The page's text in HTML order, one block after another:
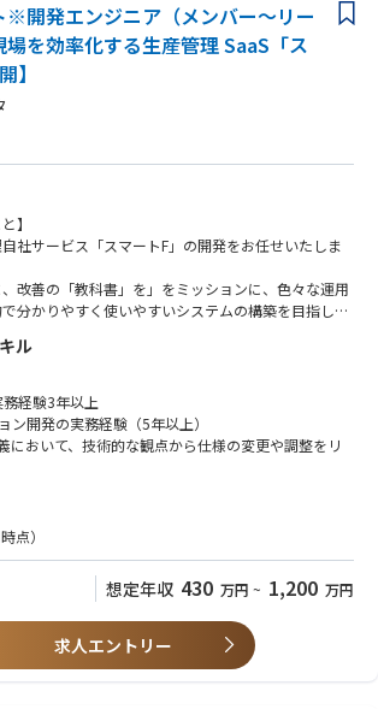
】
研究・開発部門）の課題をお聞きし、課題解決に向
内容について合意をえられたら、弊社の方でプロジ
納品に向けてのコンサル・エンジニアリングサービ
への対応IoT化が進む中で、MBSE/MBDのニーズ
とが予想されており、同領域のスペシャリスト集団と
いきます。また、図研(株)からの出資、バックアッ
の新規窓口も開設済みのことからも、安定性と将来
です。
スキルアップ
バーが在籍しており、それぞれの強み、スキルを補
ムとしてプロジェクトを推進し、コンサルタントとし
、経験を詰める環境です。
どを在籍メンバーが働きやすいように、独自に設計
環境
鑑みて、プロジェクトをアサインするため、プロジ
れるケースもございます。
課題を同社が持つ専門性、知見を活かしソリューショ
Simulink、Stateflow等）によるモデル開発・検
ロセスの理解、コード生成やHILS/SILS試験の経験
書の作成・管理経験
）またはASPICEに基づく開発・監査経験
アリング教育・導入支援の経験
グラウンド】
サプライヤー、電機メーカー、MBDベンダー等
ずれかのご経験をお持ちの方は尚可
MATLAB、Python、VBA、C/C++
語：SysML、UML
Simulink、Amesim、SimulationX、Dymola、OpenM
、CarMaker
Systems Modeler、GENESYS、Phoenix ModelCent
開発エンジニア（メンバー～リー
を効率化する生産管理 SaaS「ス
】
】
社サービス「スマートF」の開発をお任せいたしま
、改善の「教科書」を」をミッションに、色々な運用
分かりやすく使いやすいシステムの構築を目指して
題定義
件に対し、業務フローやDB構造との整合性を検証・
を整理し、拡張性の高いモデルへ落とし込む設計業
を防ぐための「機能追加の抑制」や「共通化」の判
Devin, gemini等)を前提とした開発フローの構築
浮いた時間を「ドメインの理解」と「設計の検討」
践
ル
経験3年以上
ン開発の実務経験（5年以上）
において、技術的な観点から仕様の変更や調整をリ
チャ設計・意思決定の経験
MVC WebAPI, AWS, Azure, React/Vue.js（今後Blaz
ールを実務で使い込んでいる方
点）
想定年収 430 万円 ~ 1,200 万円
求人エントリー